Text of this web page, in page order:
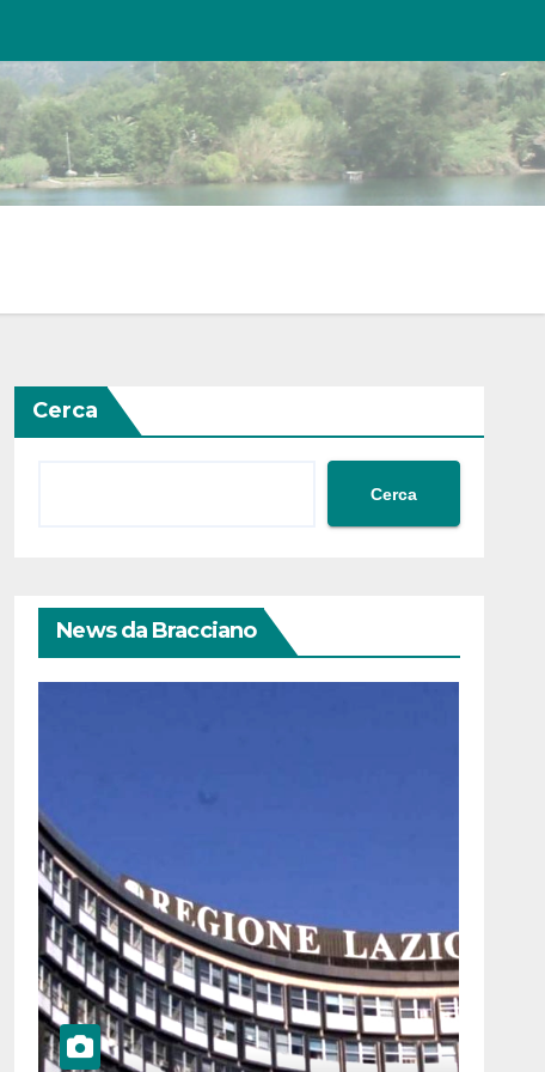
Cerca
Cerca
News da Bracciano